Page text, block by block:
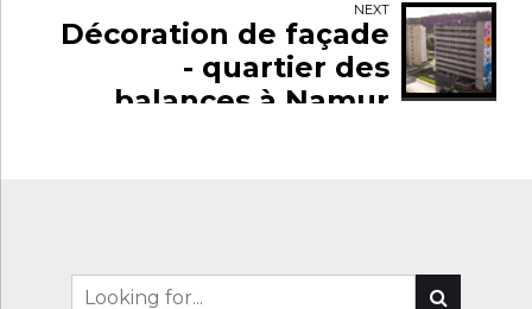
NEXT
Décoration de façade
- quartier des
balances à Namur